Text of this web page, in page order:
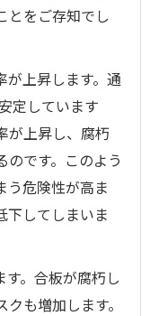
とをご存知でし
が上昇します。通
定しています
が上昇し、腐朽
のです。このよう
う危険性が高ま
下してしまいま
す。合板が腐朽し
も増加します。